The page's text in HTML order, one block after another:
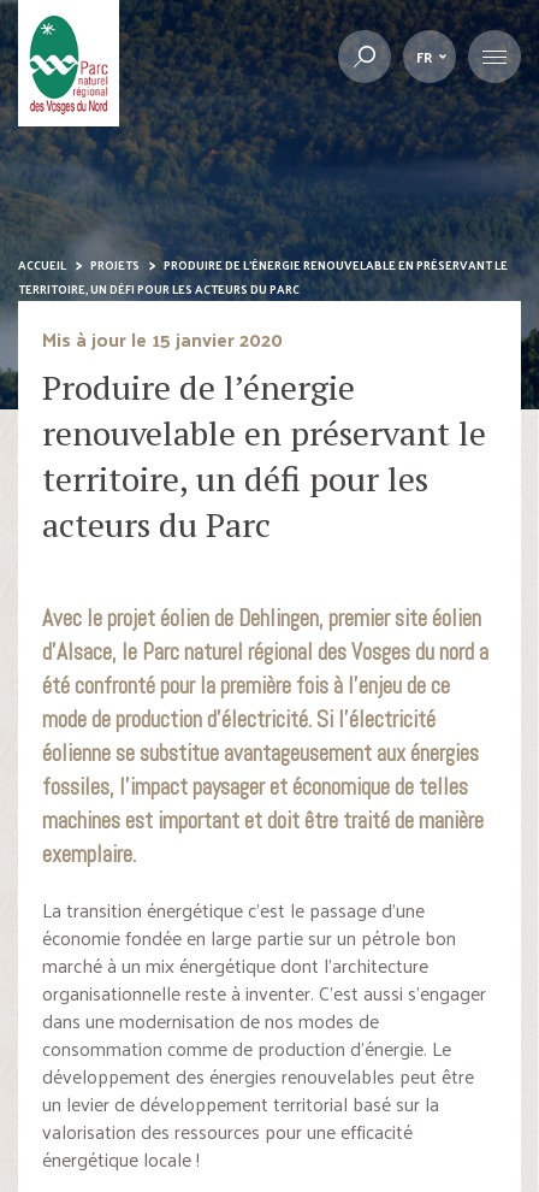
FR
ACCUEIL PROJETS
PRODUIRE DE L’ÉNERGIE RENOUVELABLE EN PRÉSERVANT LE
TERRITOIRE, UN DÉFI POUR LES ACTEURS DU PARC
Mis à jour le 15 janvier 2020
Produire de l’énergie
renouvelable en préservant le
territoire, un défi pour les
acteurs du Parc
Avec le projet éolien de Dehlingen, premier site éolien
d’Alsace, le Parc naturel régional des Vosges du nord a
été confronté pour la première fois à l’enjeu de ce
mode de production d’électricité. Si l’électricité
éolienne se substitue avantageusement aux énergies
fossiles, l’impact paysager et économique de telles
machines est important et doit être traité de manière
exemplaire.
La transition énergétique c’est le passage d’une
économie fondée en large partie sur un pétrole bon
marché à un mix énergétique dont l’architecture
organisationnelle reste à inventer. C’est aussi s’engager
dans une modernisation de nos modes de
consommation comme de production d’énergie. Le
développement des énergies renouvelables peut être
un levier de développement territorial basé sur la
valorisation des ressources pour une efficacité
énergétique locale !